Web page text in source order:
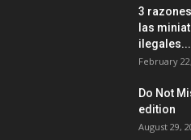
3
las
ilegales...
February
Do Not
edition
August 29,